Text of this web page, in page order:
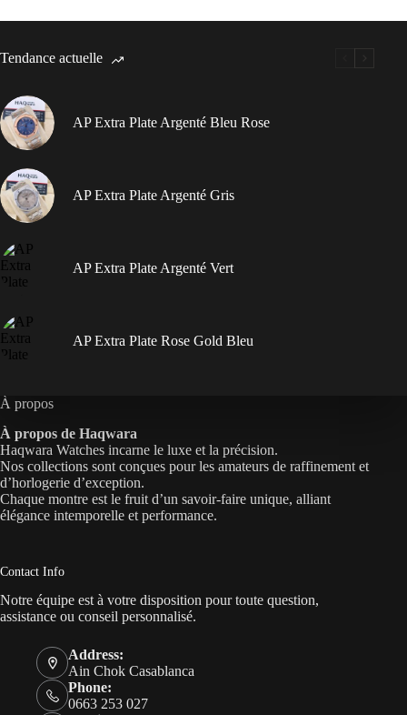
Tendance actuelle
AP Extra Plate Argenté Bleu Rose
AP Extra Plate Argenté Gris
AP Extra Plate Argenté Vert
AP Extra Plate Rose Gold Bleu
À propos
À propos de Haqwara
Haqwara Watches incarne le luxe et la précision.
Nos collections sont conçues pour les amateurs de raffinement et
d’horlogerie d’exception.
Chaque montre est le fruit d’un savoir-faire unique, alliant
élégance intemporelle et performance.
Contact Info
Notre équipe est à votre disposition pour toute question,
assistance ou conseil personnalisé.
Address:
Ain Chok Casablanca
Phone:
0663 253 027